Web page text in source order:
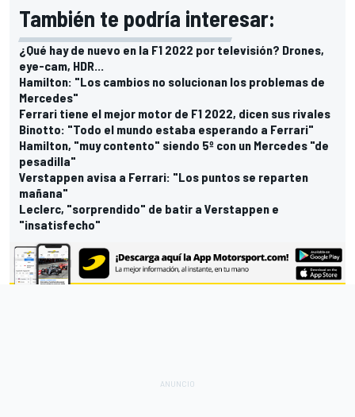
También te podría interesar:
¿Qué hay de nuevo en la F1 2022 por televisión? Drones,
eye-cam, HDR...
Hamilton: "Los cambios no solucionan los problemas de
Mercedes"
Ferrari tiene el mejor motor de F1 2022, dicen sus rivales
Binotto: "Todo el mundo estaba esperando a Ferrari"
Hamilton, "muy contento" siendo 5º con un Mercedes "de
pesadilla"
Verstappen avisa a Ferrari: "Los puntos se reparten
mañana"
Leclerc, "sorprendido" de batir a Verstappen e
"insatisfecho"